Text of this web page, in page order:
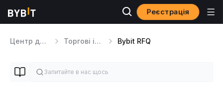
Реєстрація
Центр допомоги Торгові інструменти Bybit RFQ